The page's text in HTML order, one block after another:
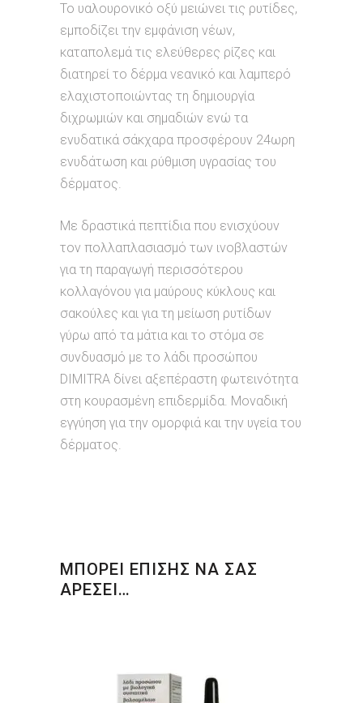
Το υαλουρονικό οξύ μειώνει τις ρυτίδες,
εμποδίζει την εμφάνιση νέων,
καταπολεμά τις ελεύθερες ρίζες και
διατηρεί το δέρμα νεανικό και λαμπερό
ελαχιστοποιώντας τη δημιουργία
διχρωμιών και σημαδιών ενώ τα
ενυδατικά σάκχαρα προσφέρουν 24ωρη
ενυδάτωση και ρύθμιση υγρασίας του
δέρματος.
Με δραστικά πεπτίδια που ενισχύουν
τον πολλαπλασιασμό των ινοβλαστών
για τη παραγωγή περισσότερου
κολλαγόνου για μαύρους κύκλους και
σακούλες και για τη μείωση ρυτίδων
γύρω από τα μάτια και το στόμα σε
συνδυασμό με το λάδι προσώπου
DIMITRA δίνει αξεπέραστη φωτεινότητα
στη κουρασμένη επιδερμίδα. Μοναδική
εγγύηση για την ομορφιά και την υγεία του
δέρματος.
ΜΠΟΡΕΙ ΕΠΙΣΗΣ ΝΑ ΣΑΣ
ΑΡΕΣΕΙ…